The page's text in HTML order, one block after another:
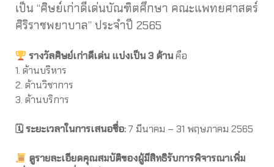
เป็น “ศิษย์เก่าดีเด่นบัณฑิตศึกษา คณะแพทยศาสตร์
ศิริราชพยาบาล” ประจำปี 2565
รางวัลศิษย์เก่าดีเด่น แบ่งเป็น 3 ด้านคือ
1. ด้านบริหาร
2. ด้านวิชาการ
3. ด้านบริการ
🗓ระยะเวลาในการเสนอชื่อ:7 มีนาคม – 31 พฤษภาคม 2565
ดูรายละเอียดคุณสมบัติของผู้มีสิทธิรับการพิจารณาเพิ่ม